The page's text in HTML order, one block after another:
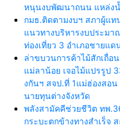
หนุนงบพัฒนาถนน แหล่งน้
กมธ.ติดตามงบฯ สภาผู้แท
แนวทางบริหารงบประม
ท่องเที่ยว 3 อำเภอชายแด
ล่าขบวนการค้าไม้สักเถื่อ
แม่ลาน้อย เจอไม้แปรรูป
งกันฯ สจป.ที่ 1แม่ฮ่องสอ
นายทุนต่างจังหวัด
พลังสามัคคีช่วยชีวิต ทพ
กระบะตกข้างทางสำเร็จ